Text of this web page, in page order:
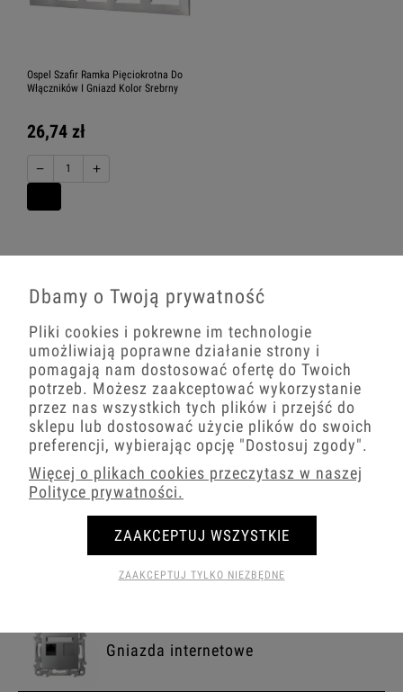
Ospel Szafir Ramka Pięciokrotna Do
Włączników I Gniazd Kolor Srebrny
26,74 zł
− +
Włączniki
Włączniki podświetlane
ściemniacze
Gniazda prądowe
Gniazda internetowe
Dbamy o Twoją prywatność
Pliki cookies i pokrewne im technologie
umożliwiają poprawne działanie strony i
pomagają nam dostosować ofertę do Twoich
potrzeb. Możesz zaakceptować wykorzystanie
przez nas wszystkich tych plików i przejść do
sklepu lub dostosować użycie plików do swoich
preferencji, wybierając opcję "Dostosuj zgody".
Więcej o plikach cookies przeczytasz w naszej
Polityce prywatności.
ZAAKCEPTUJ TYLKO NIEZBĘDNE
ZAAKCEPTUJ WSZYSTKIE